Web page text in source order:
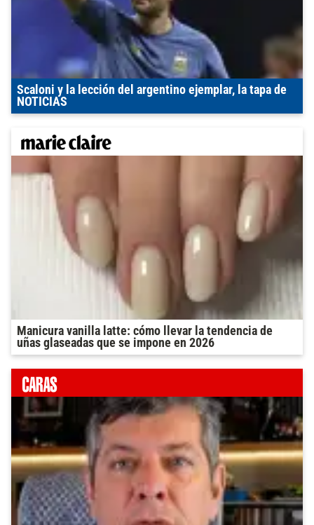
Scaloni y la lección del argentino ejemplar, la tapa de
NOTICIAS
Manicura vanilla latte: cómo llevar la tendencia de
uñas glaseadas que se impone en 2026